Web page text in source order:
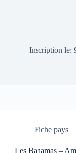
Inscription le:
Fiche pays
Les Bahamas –